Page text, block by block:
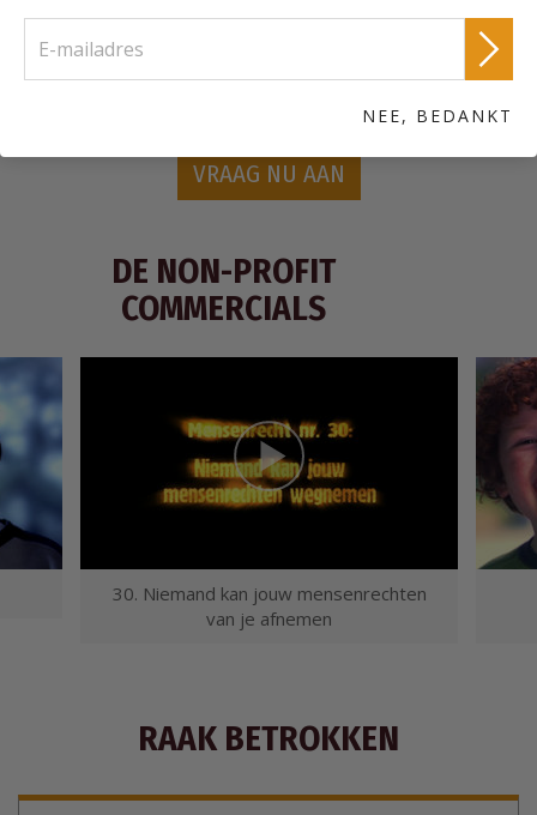
Bestel een gratis Verenigd voor de Mensenrechten
VRAAG NU AAN
DE NON-PROFIT
COMMERCIALS
30. Niemand kan jouw mensenrechten
van je afnemen
RAAK BETROKKEN
NEE, BEDANKT